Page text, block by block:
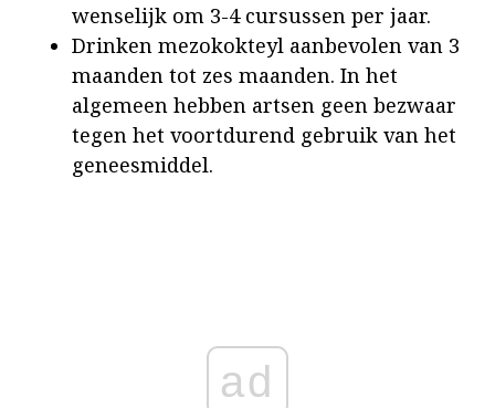
wenselijk om 3-4 cursussen per jaar.
Drinken mezokokteyl aanbevolen van 3
maanden tot zes maanden. In het
algemeen hebben artsen geen bezwaar
tegen het voortdurend gebruik van het
geneesmiddel.
ad